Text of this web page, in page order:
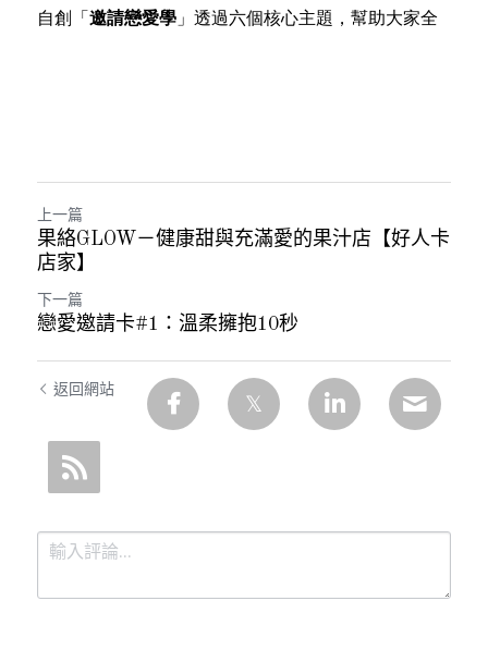
上一篇
果絡GLOW－健康甜與充滿愛的果汁店【好人卡
店家】
下一篇
戀愛邀請卡#1：溫柔擁抱10秒
返回網站